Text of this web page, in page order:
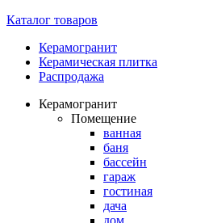
Каталог товаров
Керамогранит
Керамическая плитка
Распродажа
Керамогранит
Помещение
ванная
баня
бассейн
гараж
гостиная
дача
дом